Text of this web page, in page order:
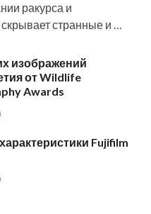
ракурса и
странные и …
изображений
от Wildlife
Awards
Fujifilm